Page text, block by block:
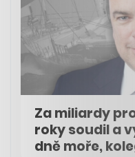
Za miliardy
roky soudil a
dně moře,